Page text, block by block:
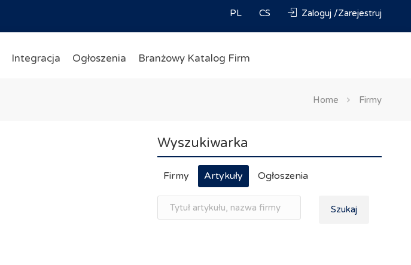
PL CS Zaloguj /Zarejestruj
Integracja Ogłoszenia Branżowy Katalog Firm
Home Firmy
Wyszukiwarka
Firmy Artykuły Ogłoszenia
Szukaj